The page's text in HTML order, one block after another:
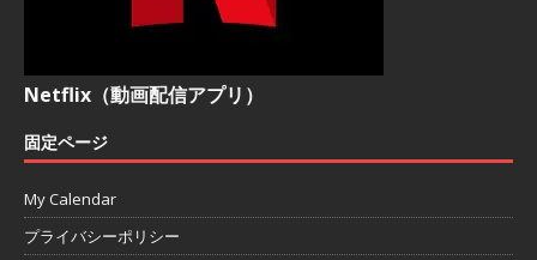
Netflix（動画配信アプリ）
固定ページ
My Calendar
プライバシーポリシー